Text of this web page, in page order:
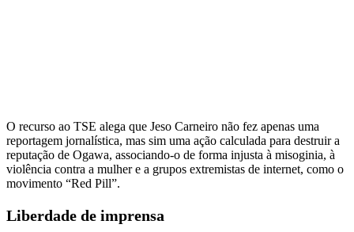
O recurso ao TSE alega que Jeso Carneiro não fez apenas uma
reportagem jornalística, mas sim uma ação calculada para destruir a
reputação de Ogawa, associando-o de forma injusta à misoginia, à
violência contra a mulher e a grupos extremistas de internet, como o
movimento “Red Pill”.
Liberdade de imprensa